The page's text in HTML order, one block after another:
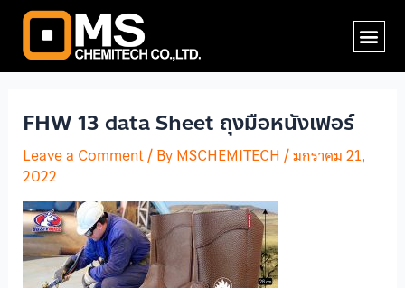
Skip
content
FHW 13 data Sheet ถุงมือหนังเฟอร์
Leave a Comment/ ByMSCHEMITECH /มกราคม 21,
2022
Post
navigation